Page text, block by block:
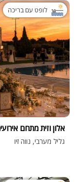
לופט עם בריכה
אלון וזית מתחם
גליל מערבי, נווה זיו